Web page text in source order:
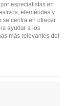
especialistas en
efemérides y
se centra en ofrecer
ayudar a los
más relevantes del